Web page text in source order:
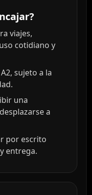
viajes,
cotidiano y
sujeto a la
una
a
por escrito
entrega.